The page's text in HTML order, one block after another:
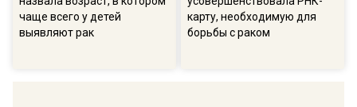
чаще всего у детей
выявляют рак
карту, необходимую для
борьбы с раком